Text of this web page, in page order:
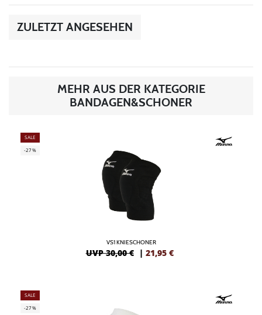
ZULETZT ANGESEHEN
MEHR AUS DER KATEGORIE
BANDAGEN&SCHONER
SALE
-27%
VS1 KNIESCHONER
UVP 30,00 € | 21,95 €
SALE
-27%